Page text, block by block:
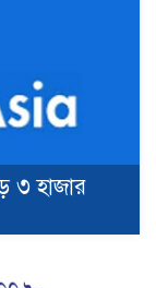
৩ হাজার